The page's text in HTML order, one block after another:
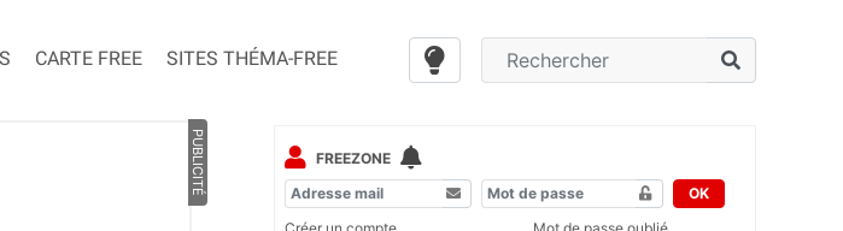
CARTE FREE SITES THÉMA-FREE
PUBLICITÉ
FREEZONE
OK